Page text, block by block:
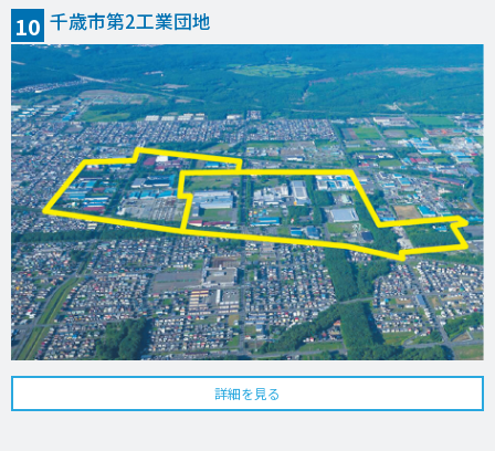
10 千歳市第2工業団地
詳細を見る